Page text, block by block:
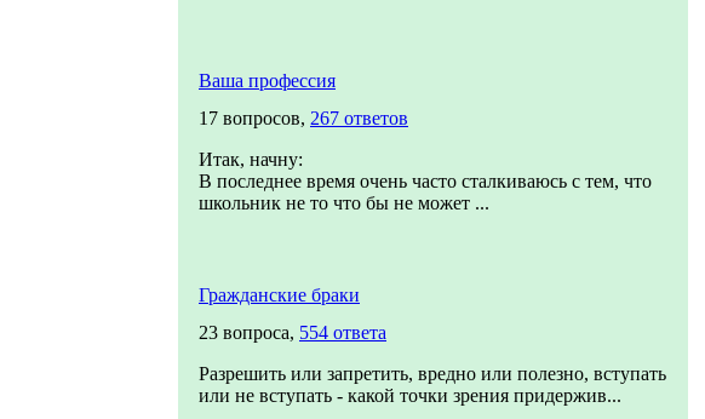
Ваша профессия
17 вопросов, 267 ответов
Итак, начну:
В последнее время очень часто сталкиваюсь с тем, что
школьник не то что бы не может ...
Гражданские браки
23 вопроса, 554 ответа
Разрешить или запретить, вредно или полезно, вступать
или не вступать - какой точки зрения придержив...